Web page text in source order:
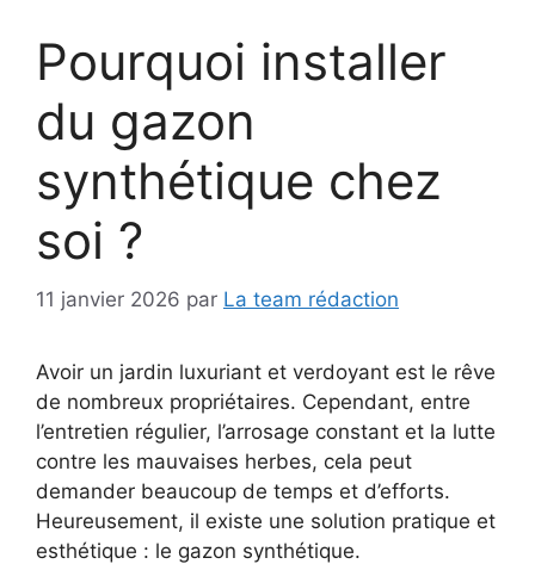
Pourquoi installer
du gazon
synthétique chez
soi ?
11 janvier 2026 par La team rédaction
Avoir un jardin luxuriant et verdoyant est le rêve
de nombreux propriétaires. Cependant, entre
l’entretien régulier, l’arrosage constant et la lutte
contre les mauvaises herbes, cela peut
demander beaucoup de temps et d’efforts.
Heureusement, il existe une solution pratique et
esthétique : le gazon synthétique.